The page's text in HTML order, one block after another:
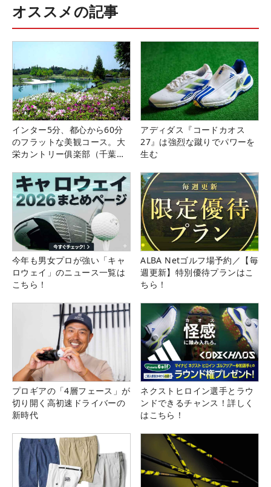
オススメの記事
インター5分、都心から60分
のフラットな美観コース。大
栄カントリー俱楽部（千葉
アディダス『コードカオス
27』は強烈な蹴りでパワーを
生む
今年も男女プロが強い「キャ
ロウェイ」のニュース一覧は
こちら！
ALBA Netゴルフ場予約／【毎
週更新】特別優待プランはこ
ちら！
プロギアの「4層フェース」が
切り開く高初速ドライバーの
新時代
ネクストヒロイン選手とラウ
ンドできるチャンス！詳しく
はこちら！